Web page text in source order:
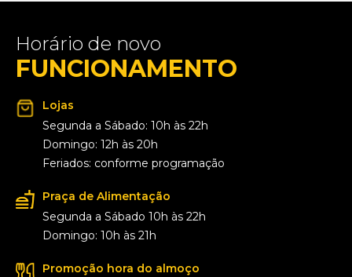
Horário de novo
FUNCIONAMENTO
Lojas
Segunda a Sábado: 10h às 22h
Domingo: 12h às 20h
Feriados: conforme programação
Praça de Alimentação
Segunda a Sábado 10h às 22h
Domingo: 10h às 21h
Promoção hora do almoço